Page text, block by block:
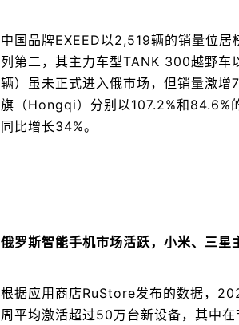
中国品牌EXEED以2,519辆的销量位
列第二，其主力车型TANK 300越野
辆）虽未正式进入俄市场，但销量激
旗（Hongqi）分别以107.2%和84.6%
同比增长34%。
俄罗斯智能手机市场活跃，小米、三星
根据应用商店RuStore发布的数据，
周平均激活超过50万台新设备，其中